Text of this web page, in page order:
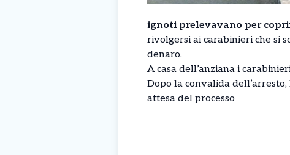
ignoti prelevavano per
rivolgersi ai carabinieri che si
denaro.
A casa dell’anziana i
Dopo la convalida
attesa del processo